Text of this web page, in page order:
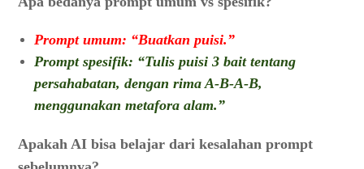
Prompt umum: “Buatkan puisi.”
Prompt spesifik: “Tulis puisi 3 bait tentang
persahabatan, dengan rima A-B-A-B,
menggunakan metafora alam.”
Apakah AI bisa belajar dari kesalahan prompt